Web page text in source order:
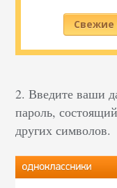
Свежие
2. Введите ваши
пароль,
других символов.